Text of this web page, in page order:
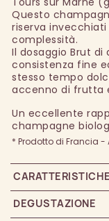
Questo
riserva
complessità.
Il dosaggio Brut
consistenza fine
stesso tempo
accenno di frutta
Un eccellente
champagne
* Prodotto di Francia
CARATTERISTICHE
DEGUSTAZIONE